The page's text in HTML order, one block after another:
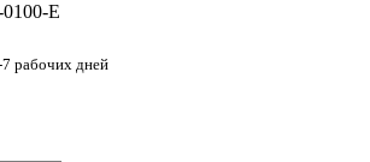
E
рабочих дней